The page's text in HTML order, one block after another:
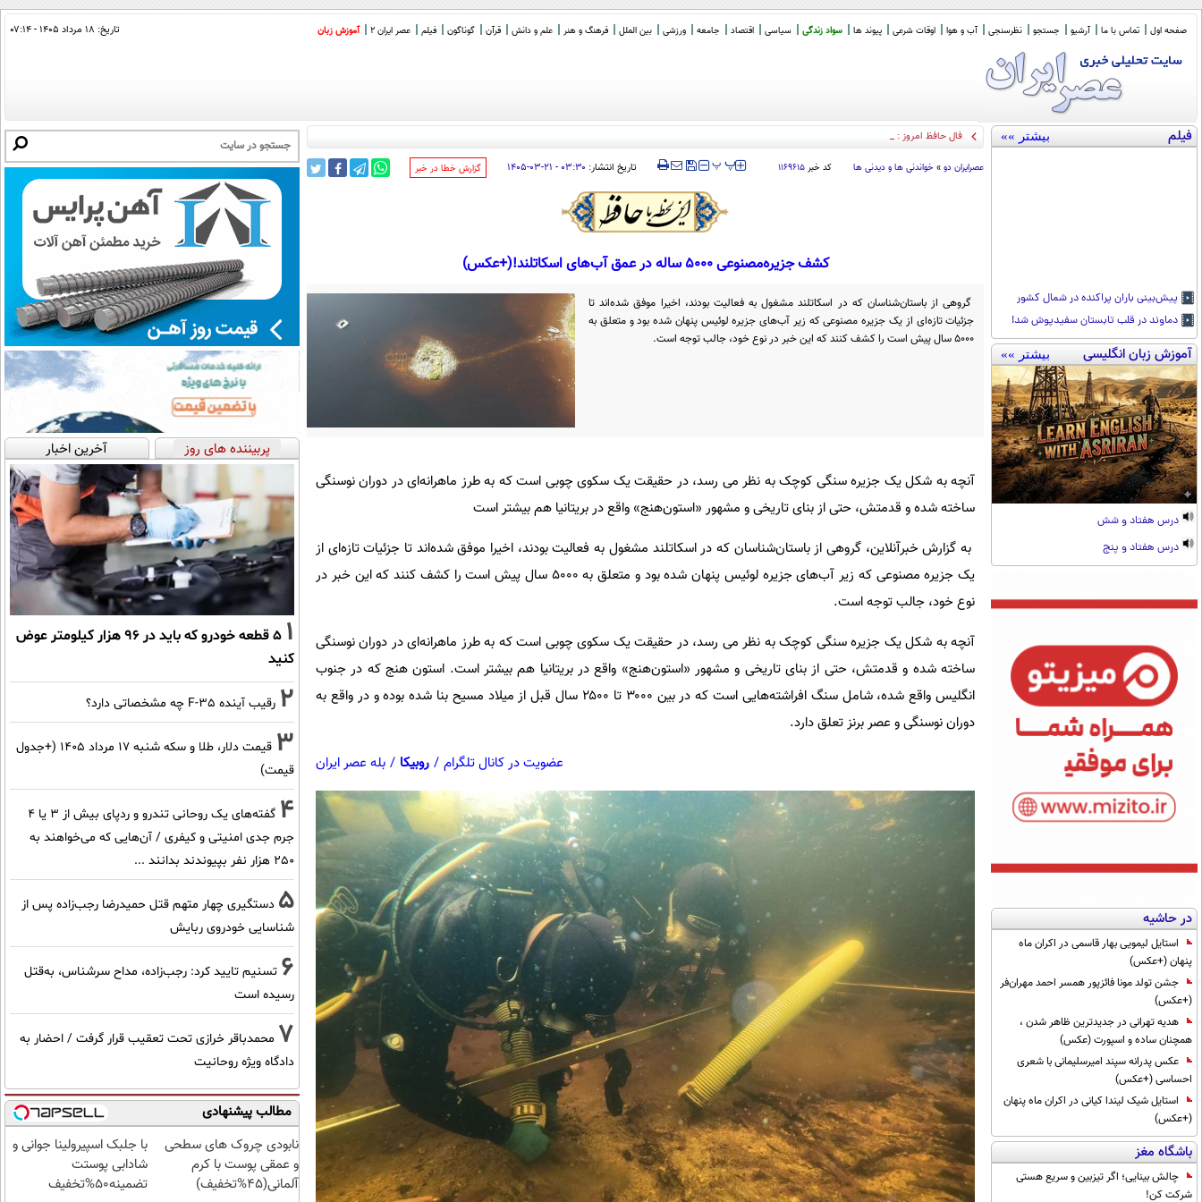
صفحه اول تماس با ما آرشیو جستجو نظرسنجی آب و هوا اوقات شرعی پیوند ها سواد زندگی سیاسی اقتصاد جامعه ورزشی بین الملل فرهنگ و هنر علم و دانش قرآن گوناگون فیلم عصر ایران 2 آموزش زبان تاریخ: ۱۸ مرداد ۱۴۰۵ - ۰۷:۱۴
فیلم بیشتر »»
پیش‌بینی باران پراکنده در شمال کشور
دماوند در قلب تابستان سفیدپوش شد!
آموزش زبان انگلیسی بیشتر »»
درس هفتاد و شش
درس هفتاد و پنج
در حاشیه
استایل لیمویی بهار قاسمی در اکران ماه
پنهان (+عکس)
جشن تولد مونا فائزپور همسر احمد مهران‌فر
(+عکس)
هدیه تهرانی در جدیدترین ظاهر شدن ،
همچنان ساده و اسپورت (عکس)
عکس پدرانه سپند امیرسلیمانی با شعری
احساسی (+عکس)
استایل شیک لیندا کیانی در اکران ماه پنهان
(+عکس)
باشگاه مغز
چالش بینایی؛ اگر تیزبین و سریع هستی
شرکت کن!
فال حافظ امروز : یک غزل ناب و یک تفسیر گویا (31
عصرايران دو » خواندنی ها و دیدنی ها کد خبر ۱۱۶۹۶۱۵ ‍‍‍ پ پ تاریخ انتشار: ۰۳:۳۰ - ۲۱-۰۳-۱۴۰۵ ‌گزارش خطا در خبر
کشف جزیره‌مصنوعی ۵۰۰۰ ساله در عمق آب‌های اسکاتلند!(+عکس)
گروهی از باستان‌شناسان که در اسکاتلند مشغول به فعالیت بودند، اخیرا موفق شده‌اند تا
جزئیات تازه‌ای از یک جزیره مصنوعی که زیر آب‌های جزیره لوئیس پنهان شده بود و متعلق به
۵۰۰۰ سال پیش است را کشف کنند که این خبر در نوع خود، جالب توجه است.
آنچه به شکل یک جزیره سنگی کوچک به نظر می‌ رسد، در حقیقت یک سکوی چوبی است که به طرز ماهرانه‌ای در دوران نوسنگی
ساخته شده و قدمتش، حتی از بنای تاریخی و مشهور «استون‌هنج» واقع در بریتانیا هم بیشتر است
به گزارش خبرآنلاین، گروهی از باستان‌شناسان که در اسکاتلند مشغول به فعالیت بودند، اخیرا موفق شده‌اند تا جزئیات تازه‌ای از
یک جزیره مصنوعی که زیر آب‌های جزیره لوئیس پنهان شده بود و متعلق به ۵۰۰۰ سال پیش است را کشف کنند که این خبر در
نوع خود، جالب توجه است.
آنچه به شکل یک جزیره سنگی کوچک به نظر می‌ رسد، در حقیقت یک سکوی چوبی است که به طرز ماهرانه‌ای در دوران نوسنگی
ساخته شده و قدمتش، حتی از بنای تاریخی و مشهور «استون‌هنج» واقع در بریتانیا هم بیشتر است. استون هنج که در جنوب
انگلیس واقع شده، شامل سنگ افراشته‌هایی است که در بین ۳۰۰۰ تا ۲۵۰۰ سال قبل از میلاد مسیح بنا شده بوده و در واقع به
دوران نوسنگی و عصر برنز تعلق دارد.
عضویت در کانال تلگرام / روبیکا / بله عصر ایران
پربیننده های روز آخرین اخبار
1
۵ قطعه خودرو که باید در ۹۶ هزار کیلومتر عوض
کنید
2 رقیب آینده F-35 چه مشخصاتی دارد؟
3
قیمت دلار، طلا و سکه شنبه ۱۷ مرداد ۱۴۰۵ (+جدول
قیمت)
4
گفته‌های یک روحانی تندرو و ردپای بیش از ۳ یا ۴
جرم جدی امنیتی و کیفری / آن‌هایی که می‌خواهند به
۲۵۰ هزار نفر بپیوندند بدانند ...
5 دستگیری چهار متهم قتل حمیدرضا رجب‌زاده پس از
شناسایی خودروی ربایش
6 تسنیم تایید کرد: رجب‌زاده، مداح سرشناس، به‌قتل
رسیده است
7 محمدباقر خرازی تحت تعقیب قرار گرفت / احضار به
دادگاه ویژه روحانیت
مطالب پیشنهادی
نابودی چروک های سطحی
و عمقی پوست با کرم
آلمانی(45%تخفیف)
با جلبک اسپیرولینا جوانی و
شادابی پوستت
تضمینه50%تخفیف